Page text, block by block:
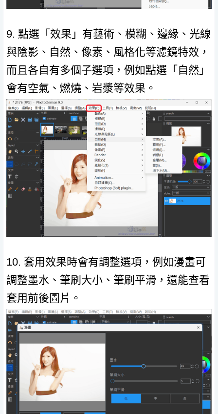
9. 點選「效果」有藝術、模糊、邊緣、光線
與陰影、自然、像素、風格化等濾鏡特效，
而且各自有多個子選項，例如點選「自然」
會有空氣、燃燒、岩漿等效果。
10. 套用效果時會有調整選項，例如漫畫可
調整墨水、筆刷大小、筆刷平滑，還能查看
套用前後圖片。